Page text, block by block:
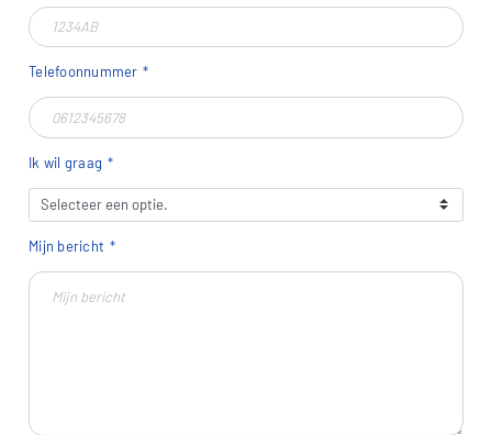
Telefoonnummer
Ik wil graag
Mijn bericht